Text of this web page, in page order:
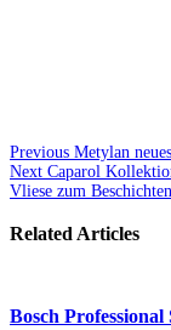
Previous Metylan
Next Caparol
Vliese zum Beschichten
Related Articles
Bosch